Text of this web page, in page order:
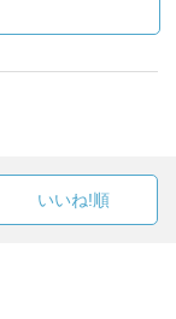
いいね!順